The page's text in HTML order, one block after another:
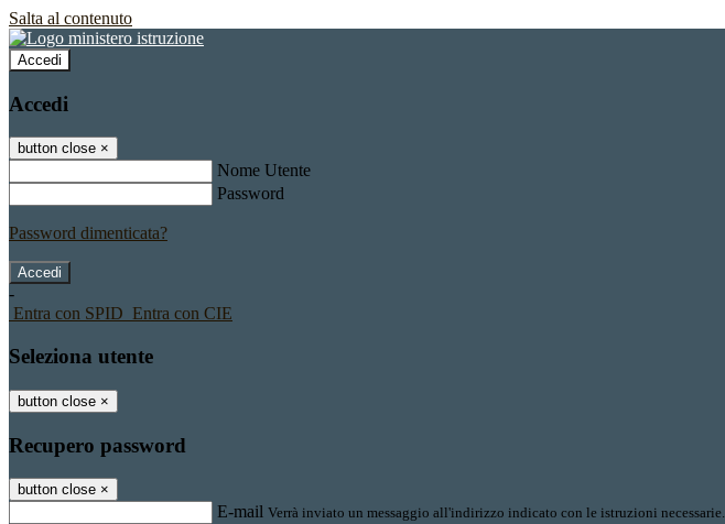
Salta al contenuto
Accedi
Accedi
button close ×
Nome Utente
Password
Password dimenticata?
-
Entra con SPID Entra con CIE
Seleziona utente
button close ×
Recupero password
button close ×
E-mail Verrà inviato un messaggio all'indirizzo indicato con le istruzioni necessarie.